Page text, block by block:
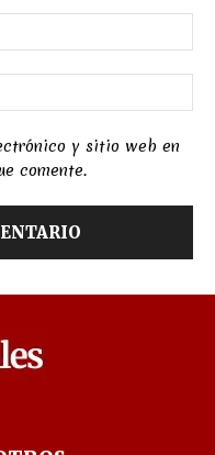
y sitio web en
comente.